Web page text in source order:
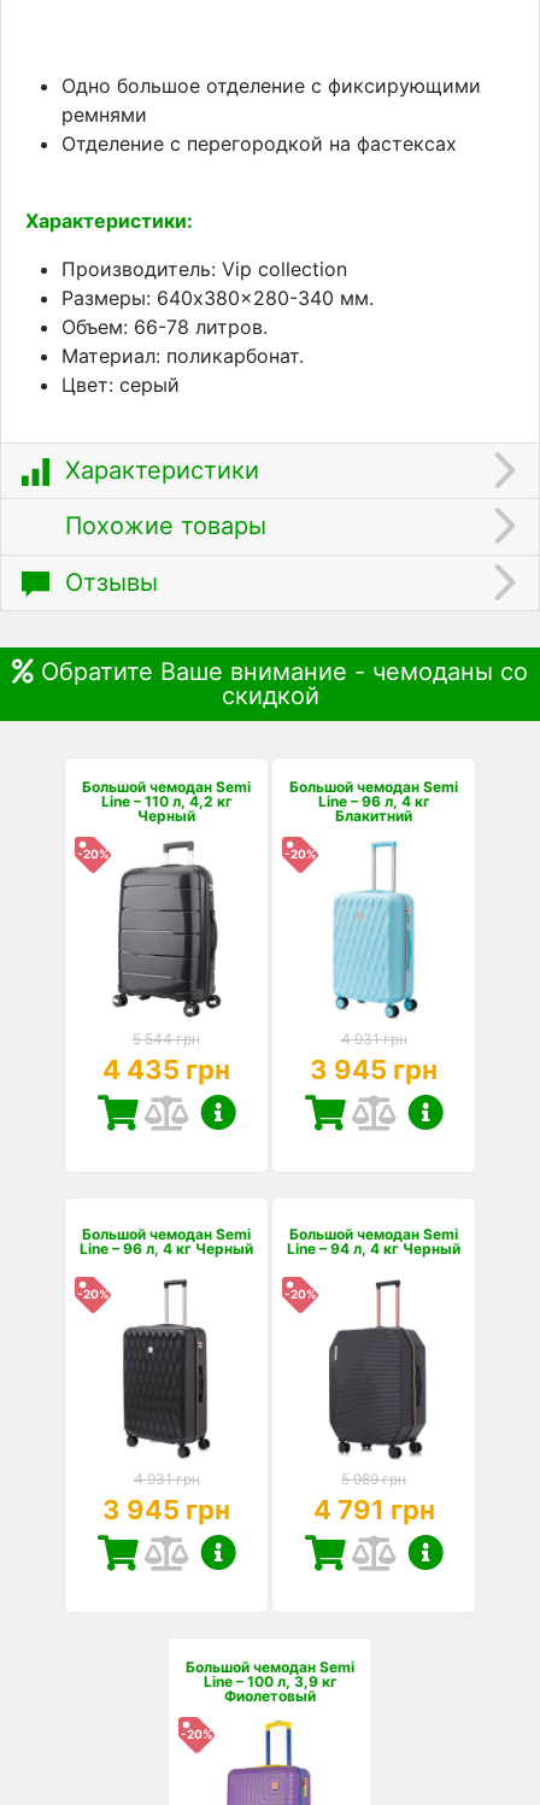
Одно большое отделение с фиксирующими
ремнями
Отделение с перегородкой на фастексах
Характеристики:
Производитель: Vip collection
Размеры: 640x380x280-340 мм.
Объем: 66-78 литров.
Материал: поликарбонат.
Цвет: серый
Характеристики
Похожие товары
Отзывы
Обратите Ваше внимание - чемоданы со
скидкой
Большой чемодан Semi
Line – 110 л, 4,2 кг
Черный
-20%
5 544 грн
4 435 грн
Большой чемодан Semi
Line – 96 л, 4 кг
Блакитний
-20%
4 931 грн
3 945 грн
Большой чемодан Semi
Line – 96 л, 4 кг Черный
-20%
4 931 грн
3 945 грн
Большой чемодан Semi
Line – 94 л, 4 кг Черный
-20%
5 989 грн
4 791 грн
Большой чемодан Semi
Line – 100 л, 3,9 кг
Фиолетовый
-20%